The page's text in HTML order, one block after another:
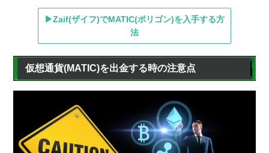
▶Zaif(ザイフ)でMATIC(ポリゴン)を入手する方
法
仮想通貨(MATIC)を出金する時の注意点